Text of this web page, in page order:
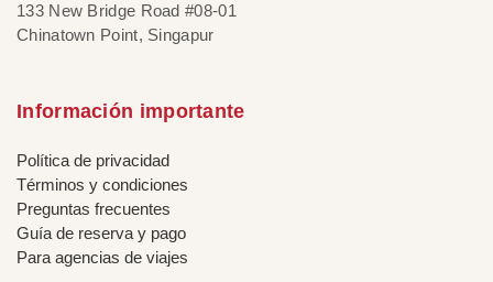
133 New Bridge Road #08-01
Chinatown Point, Singapur
Información importante
Política de privacidad
Términos y condiciones
Preguntas frecuentes
Guía de reserva y pago
Para agencias de viajes